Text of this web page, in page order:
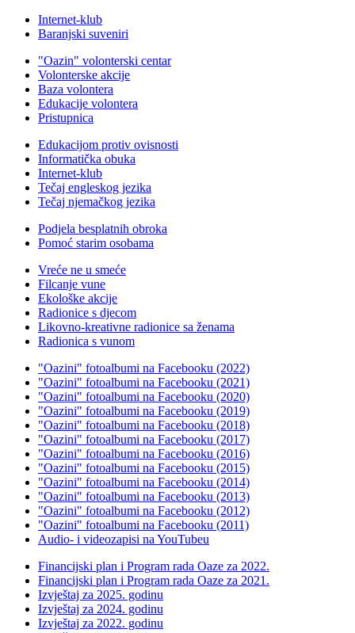
Internet-klub
Baranjski suveniri
"Oazin" volonterski centar
Volonterske akcije
Baza volontera
Edukacije volontera
Pristupnica
Edukacijom protiv ovisnosti
Informatička obuka
Internet-klub
Tečaj engleskog jezika
Tečaj njemačkog jezika
Podjela besplatnih obroka
Pomoć starim osobama
Vreće ne u smeće
Filcanje vune
Ekološke akcije
Radionice s djecom
Likovno-kreativne radionice sa ženama
Radionica s vunom
"Oazini" fotoalbumi na Facebooku (2022)
"Oazini" fotoalbumi na Facebooku (2021)
"Oazini" fotoalbumi na Facebooku (2020)
"Oazini" fotoalbumi na Facebooku (2019)
"Oazini" fotoalbumi na Facebooku (2018)
"Oazini" fotoalbumi na Facebooku (2017)
"Oazini" fotoalbumi na Facebooku (2016)
"Oazini" fotoalbumi na Facebooku (2015)
"Oazini" fotoalbumi na Facebooku (2014)
"Oazini" fotoalbumi na Facebooku (2013)
"Oazini" fotoalbumi na Facebooku (2012)
"Oazini" fotoalbumi na Facebooku (2011)
Audio- i videozapisi na YouTubeu
Financijski plan i Program rada Oaze za 2022.
Financijski plan i Program rada Oaze za 2021.
Izvještaj za 2025. godinu
Izvještaj za 2024. godinu
Izvještaj za 2022. godinu